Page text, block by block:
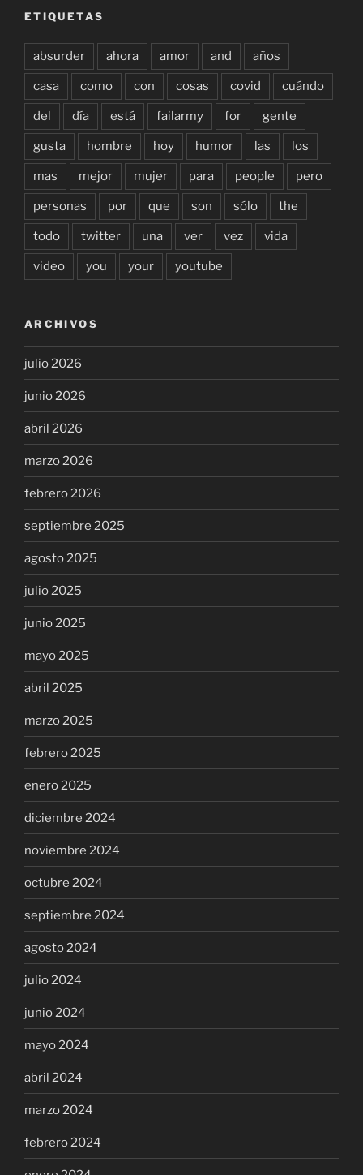
ETIQUETAS
absurder ahora amor and años
casa como con cosas covid cuándo
del día está failarmy for gente
gusta hombre hoy humor las los
mas mejor mujer para people pero
personas por que son sólo the
todo twitter una ver vez vida
video you your youtube
ARCHIVOS
julio 2026
junio 2026
abril 2026
marzo 2026
febrero 2026
septiembre 2025
agosto 2025
julio 2025
junio 2025
mayo 2025
abril 2025
marzo 2025
febrero 2025
enero 2025
diciembre 2024
noviembre 2024
octubre 2024
septiembre 2024
agosto 2024
julio 2024
junio 2024
mayo 2024
abril 2024
marzo 2024
febrero 2024